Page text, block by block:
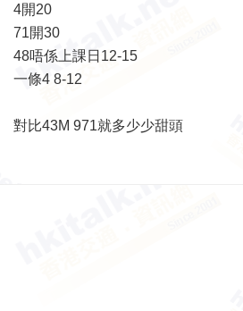
4開20
71開30
48唔係上課日12-15
一條4 8-12
對比43M 971就多少少甜頭